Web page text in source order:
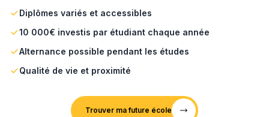
Diplômes variés et accessibles
10 000€ investis par étudiant chaque année
Alternance possible pendant les études
Qualité de vie et proximité
Trouver ma future école